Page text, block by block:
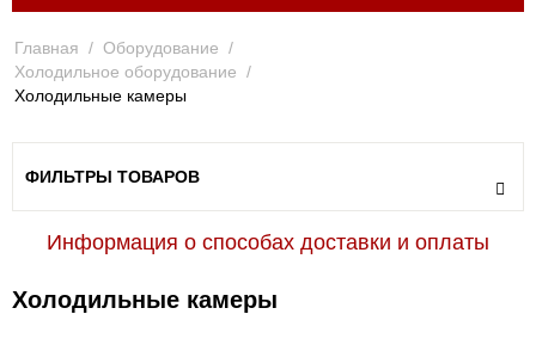
Главная / Оборудование /
Холодильное оборудование /
Холодильные камеры
ФИЛЬТРЫ ТОВАРОВ
Информация о способах доставки и оплаты
Холодильные камеры